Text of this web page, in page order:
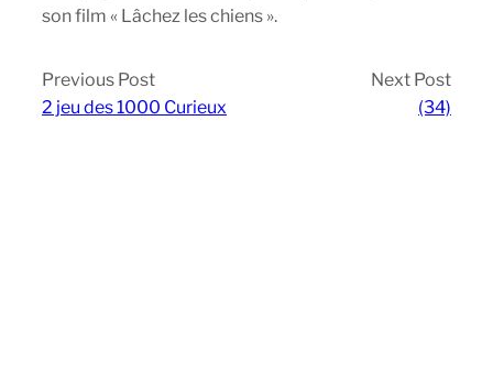
son film « Lâchez les chiens ».
Previous Post
2 jeu des 1000 Curieux
Next Post
(34)